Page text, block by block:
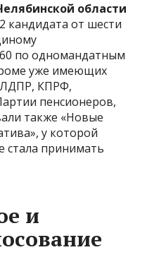
области
кандидата от шести
по одномандатным
уже имеющих
ЛДПР, КПРФ,
пенсионеров,
также «Новые
у которой
стала принимать
и